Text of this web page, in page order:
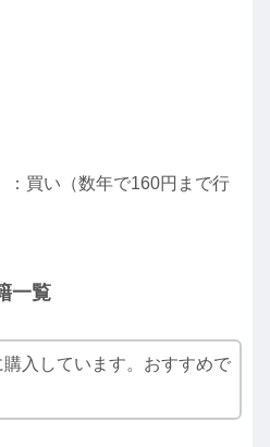
：買い（数年で160円まで行
一覧
入しています。おすすめで